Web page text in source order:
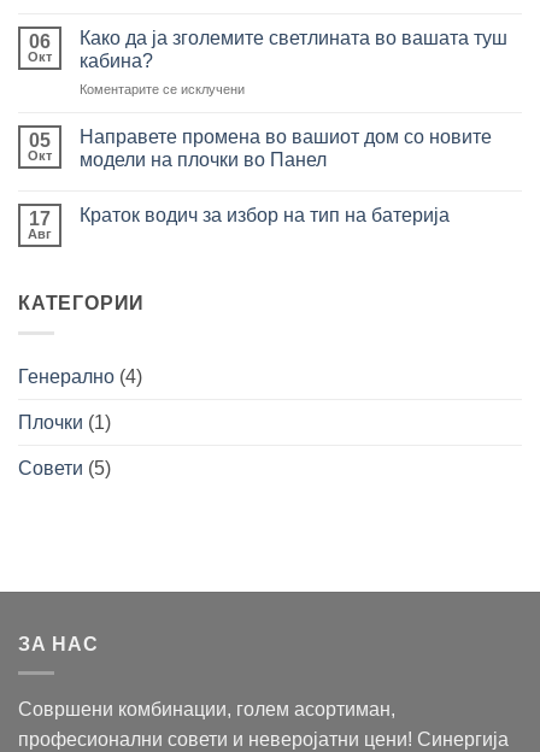
треба
содржи
совршена
за
Неколку
клучни
совети
на
плочки
за
06
Окт
Како да ја зголемите светлината во вашата туш
кабина?
Коментарите се исклученина
зголемите
во
05
Окт
Направете промена во вашиот дом со новите
модели на плочки во Панел
за
дом
со
плочки
во
17
Авг
Краток водич за избор на тип на батерија
водич
на
КАТЕГОРИИ
Генерално (4)
Плочки (1)
Совети (5)
ЗА НАС
Совршени комбинации, голем асортиман,
професионални совети и неверојатни цени! Синергија